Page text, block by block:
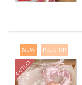
NEW PICK UP